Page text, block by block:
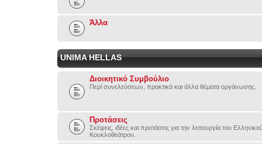
Άλλα
UNIMA HELLAS
Διοικητικό Συμβούλιο
Περί συνελεύσεων, πρακτικά και άλλα θέματα οργάνωσης.
Προτάσεις
Σκέψεις, ιδέες και προτάσεις για την λειτουργία του
Κουκλοθεάτρου.